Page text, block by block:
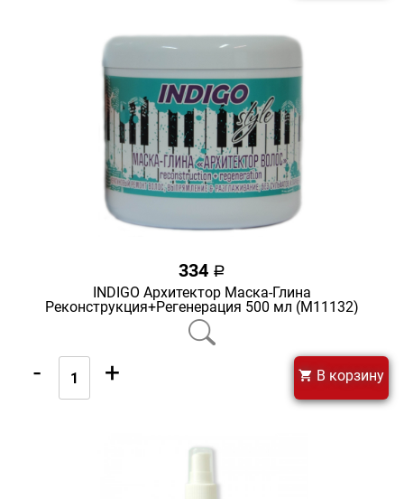
334 a
INDIGO Архитектор Маска-Глина
Реконструкция+Регенерация 500 мл (М11132)
- + В корзину